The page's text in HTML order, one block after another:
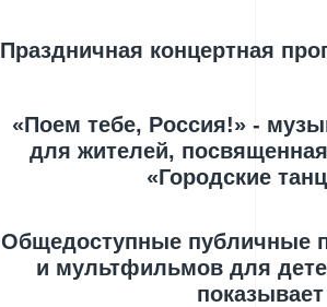
Праздничная концертная
«Поем тебе, Россия!» -
для жителей,
«Городские
Общедоступные публичные
и мультфильмов для